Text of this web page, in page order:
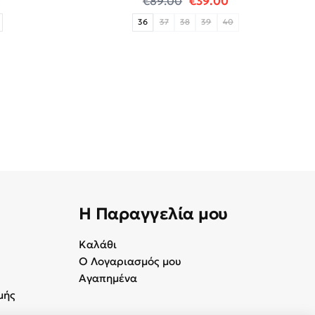
36 37 38 39 40
Η Παραγγελία μου
Καλάθι
Ο Λογαριασμός μου
Αγαπημένα